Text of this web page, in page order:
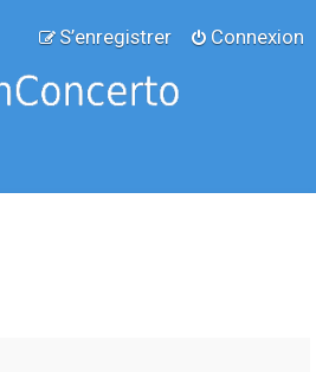
Connexion
S’enregistrer